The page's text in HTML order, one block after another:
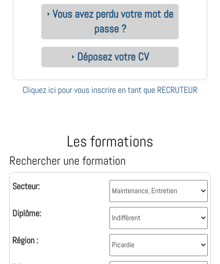
Vous avez perdu votre mot de
passe ?
Déposez votre CV
Cliquez ici pour vous inscrire en tant que RECRUTEUR
Les formations
Rechercher une formation
Secteur:
Diplôme:
Région :